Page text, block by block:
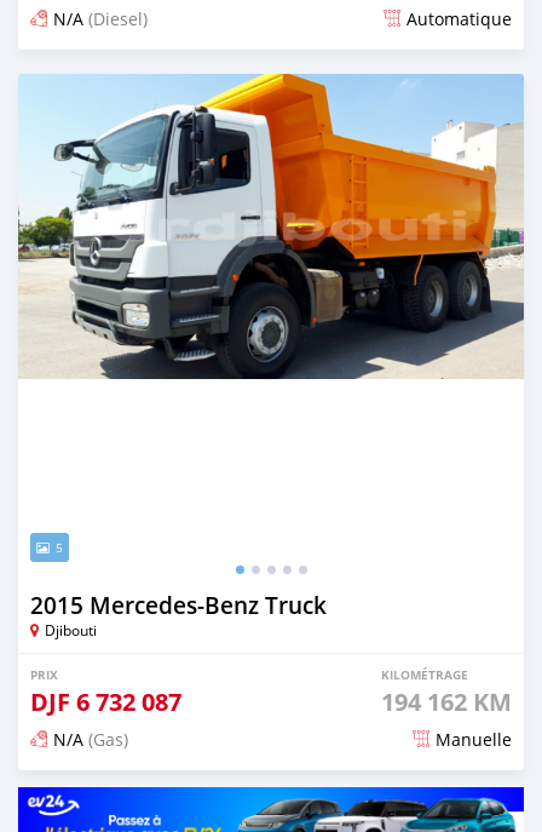
N/A (Diesel) Automatique
Publié il y a environ 4 ans
5
2015 Mercedes‒Benz Truck
Djibouti
PRIX
DJF 6 732 087
KILOMÉTRAGE
194 162 KM
N/A (Gas) Manuelle
Publié il y a plus de 5 ans